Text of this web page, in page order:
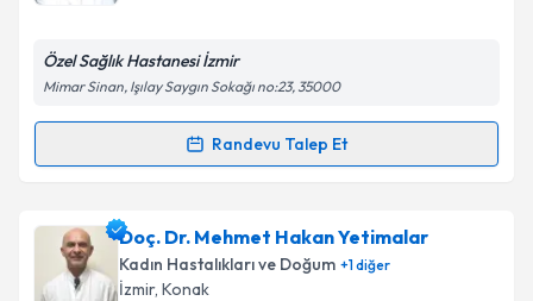
E-posta Adresiniz
Kişisel verilerimin işlenmesine ilişkinAydınlatma
kapsamda işlenmesini kabul ediyorum.
Takvim Talebini Gönder
Özel Sağlık Hastanesi İzmir
Mimar Sinan, Işılay Saygın Sokağı no:23, 35000
Randevu Talep Et
Randevu Takvimi Talebi
Op. Dr. İsmail Evreniçin randevu takvimi talebi
oluşturun. Size bu uzmandan randevu almanız için bir
takvim hazırlandığında e-posta ile bilgilendireceğiz.
Doç. Dr. Mehmet Hakan Yetimalar
Kadın Hastalıkları ve Doğum +1diğer
İzmir, Konak